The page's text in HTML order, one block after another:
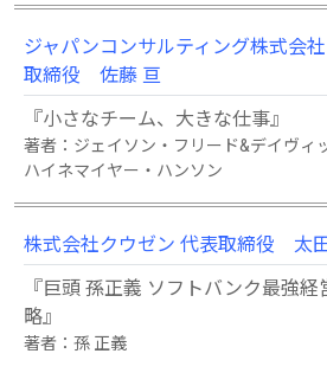
ジャパンコンサルティング株式会
取締役 佐藤 亘
『小さなチーム、大きな仕事』
著者：ジェイソン・フリード&デイヴィ
ハイネマイヤー・ハンソン
株式会社クウゼン 代表取締役 太
『巨頭 孫正義 ソフトバンク最強経
略』
著者：孫 正義